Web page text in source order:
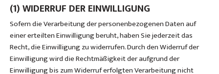
(1) WIDERRUF DER EINWILLIGUNG
Sofern die Verarbeitung der personenbezogenen Daten auf
einer erteilten Einwilligung beruht, haben Sie jederzeit das
Recht, die Einwilligung zu widerrufen. Durch den Widerruf der
Einwilligung wird die Rechtmäßigkeit der aufgrund der
Einwilligung bis zum Widerruf erfolgten Verarbeitung nicht